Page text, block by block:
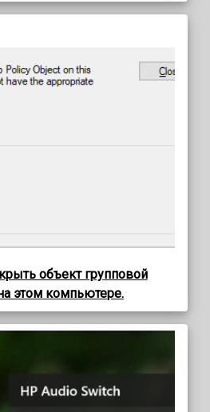
объект групповой
этом компьютере.